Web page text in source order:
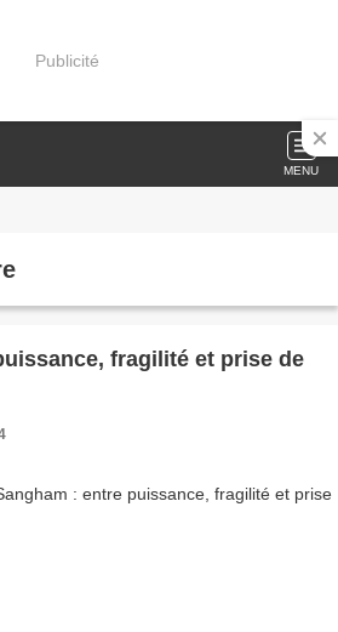
Publicité
MENU
fragilité et prise de